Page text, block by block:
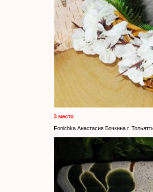
3 место
Fonichka Анастасия Бочкина г.